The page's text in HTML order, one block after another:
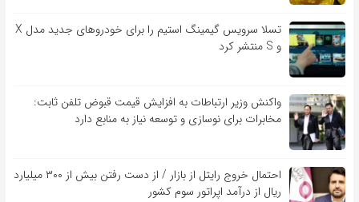
تسلا سرویس گیمینگ استیم را برای خودروهای جدید مدل X
و S منتشر کرد
واکنش وزیر ارتباطات به افزایش قیمت قبوض تلفن ثابت:
مخابرات برای نوسازی و توسعه نیاز به منابع دارد
احتمال خروج رایتل از بازار / از دست رفتن بیش از ۳۰۰ میلیارد
ریال از درآمد اپراتور سوم کشور